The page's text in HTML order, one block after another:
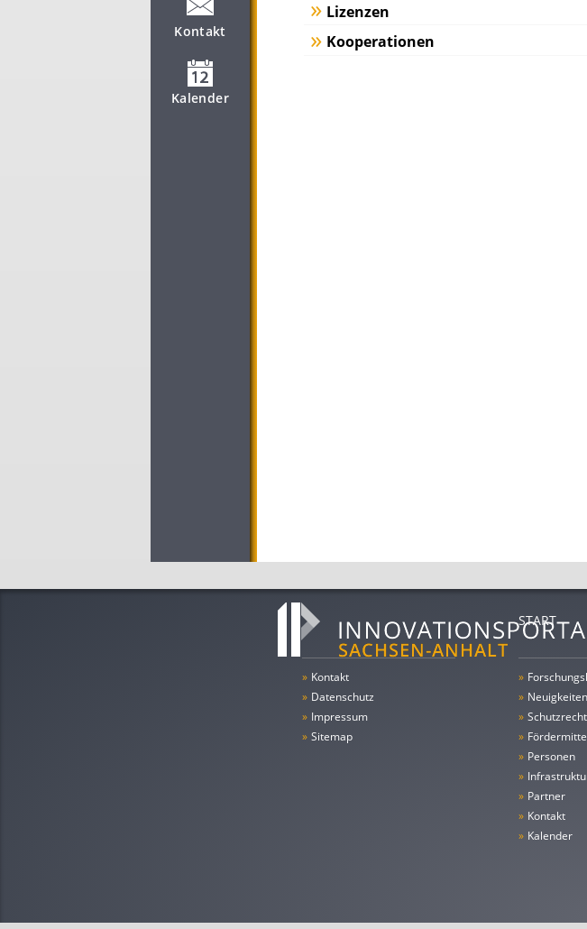
Kontakt
Kalender
Lizenzen
Kooperationen
» Kontakt
» Datenschutz
» Impressum
» Sitemap
START
»
» Neuigkeiten
»
»
» Personen
»
» Partner
» Kontakt
» Kalender